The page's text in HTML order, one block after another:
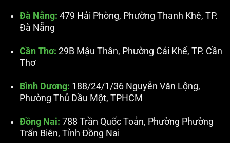
Đà Nẵng: 479 Hải Phòng, Phường Thanh Khê, TP.
Đà Nẵng
Cần Thơ: 29B Mậu Thân, Phường Cái Khế, TP. Cần
Thơ
Bình Dương: 188/24/1/36 Nguyễn Văn Lộng,
Phường Thủ Dầu Một, TPHCM
Đồng Nai: 788 Trần Quốc Toản, Phường Phường
Trấn Biên, Tỉnh Đồng Nai